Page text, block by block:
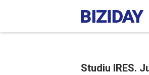
Studiu IRES.